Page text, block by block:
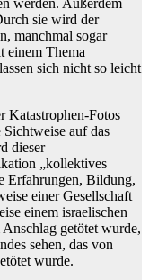
werden. Außerdem
sie wird der
manchmal sogar
einem Thema
sich nicht so leicht
Katastrophen-Fotos
auf das
dieser
„kollektives
Erfahrungen, Bildung,
einer Gesellschaft
einem israelischen
getötet wurde,
sehen, das von
wurde.